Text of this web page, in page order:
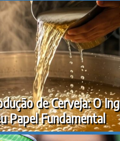
de Cerveja: O
Papel Fundamental